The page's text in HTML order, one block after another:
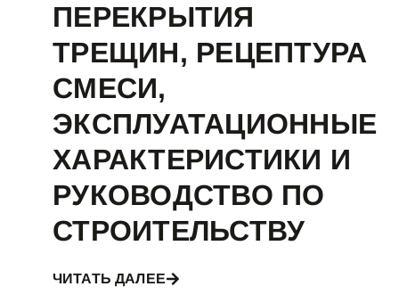
ПЕРЕКРЫТИЯ
ТРЕЩИН, РЕЦЕПТУРА
СМЕСИ,
ЭКСПЛУАТАЦИОННЫЕ
ХАРАКТЕРИСТИКИ И
РУКОВОДСТВО ПО
СТРОИТЕЛЬСТВУ
ЧИТАТЬ ДАЛЕЕ